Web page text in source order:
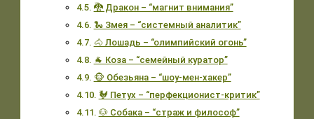
🐉 Дракон – “магнит внимания”
🐍 Змея – “системный аналитик”
🐴 Лошадь – “олимпийский огонь”
🐐 Коза – “семейный куратор”
🐵 Обезьяна – “шоу-мен-хакер”
🐓 Петух – “перфекционист-критик”
🐶 Собака – “страж и философ”